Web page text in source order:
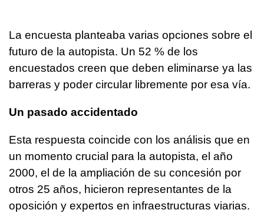
La encuesta planteaba varias opciones sobre el
futuro de la autopista. Un 52 % de los
encuestados creen que deben eliminarse ya las
barreras y poder circular libremente por esa vía.
Un pasado accidentado
Esta respuesta coincide con los análisis que en
un momento crucial para la autopista, el año
2000, el de la ampliación de su concesión por
otros 25 años, hicieron representantes de la
oposición y expertos en infraestructuras viarias.